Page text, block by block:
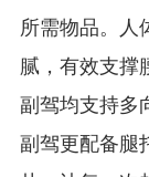
所需物品。人
腻，有效支撑
副驾均支持多
副驾更配备腿